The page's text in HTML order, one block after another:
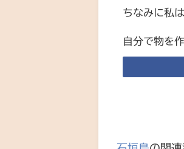
ちなみに私
自分で物を